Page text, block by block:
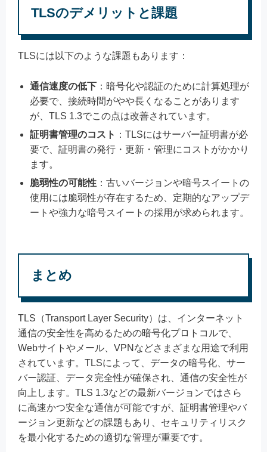
TLSのデメリットと課題
TLSには以下のような課題もあります：
通信速度の低下 ：暗号化や認証のために計算処理が
必要で、接続時間がやや長くなることがあります
が、TLS 1.3でこの点は改善されています。
証明書管理のコスト ：TLSにはサーバー証明書が必
要で、証明書の発行・更新・管理にコストがかかり
ます。
脆弱性の可能性 ：古いバージョンや暗号スイートの
使用には脆弱性が存在するため、定期的なアップデ
ートや強力な暗号スイートの採用が求められます。
まとめ
TLS（Transport Layer Security）は、インターネット
通信の安全性を高めるための暗号化プロトコルで、
Webサイトやメール、VPNなどさまざまな用途で利用
されています。TLSによって、データの暗号化、サー
バー認証、データ完全性が確保され、通信の安全性が
向上します。TLS 1.3などの最新バージョンではさら
に高速かつ安全な通信が可能ですが、証明書管理やバ
ージョン更新などの課題もあり、セキュリティリスク
を最小化するための適切な管理が重要です。